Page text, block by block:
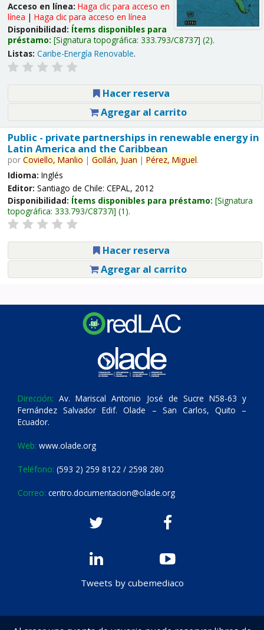
Acceso en línea: Haga clic para acceso en
línea | Haga clic para acceso en línea
Disponibilidad: Ítems disponibles para
préstamo: Signatura topográfica: 333.793/C8737 (2).
Listas: Caribe-Energía Renovable.
Hacer reserva
Agregar al carrito
Public - private partnerships in renewable energy in
Latin America and the Caribbean
por Coviello, Manlio | Gollán, Juan | Pérez, Miguel.
Idioma: Inglés
Editor: Santiago de Chile: CEPAL, 2012
Disponibilidad: Ítems disponibles para préstamo: Signatura
topográfica: 333.793/C8737i (1).
Hacer reserva
Agregar al carrito
Dirección: Av. Mariscal Antonio José de Sucre N58-63 y
Fernández Salvador Edif. Olade – San Carlos, Quito –
Ecuador.
Web: www.olade.org
Teléfono: (593 2) 259 8122 / 2598 280
Correo: centro.documentacion@olade.org
Tweets by cubemediaco